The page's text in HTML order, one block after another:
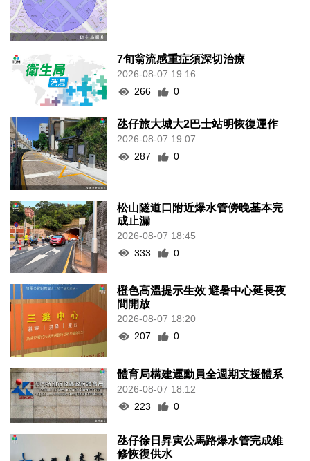
7旬翁流感重症須深切治療
2026-08-07 19:16
266
0
氹仔旅大城大2巴士站明恢復運作
2026-08-07 19:07
287
0
松山隧道口附近爆水管傍晚基本完
成止漏
2026-08-07 18:45
333
0
橙色高溫提示生效 避暑中心延長夜
間開放
2026-08-07 18:20
207
0
體育局構建運動員全週期支援體系
2026-08-07 18:12
223
0
氹仔徐日昇寅公馬路爆水管完成維
修恢復供水